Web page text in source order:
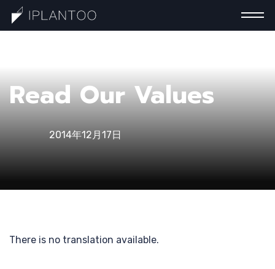
一分钟认
识巧计
最新分享
Read Our Values
2014年12月17日
There is no translation available.